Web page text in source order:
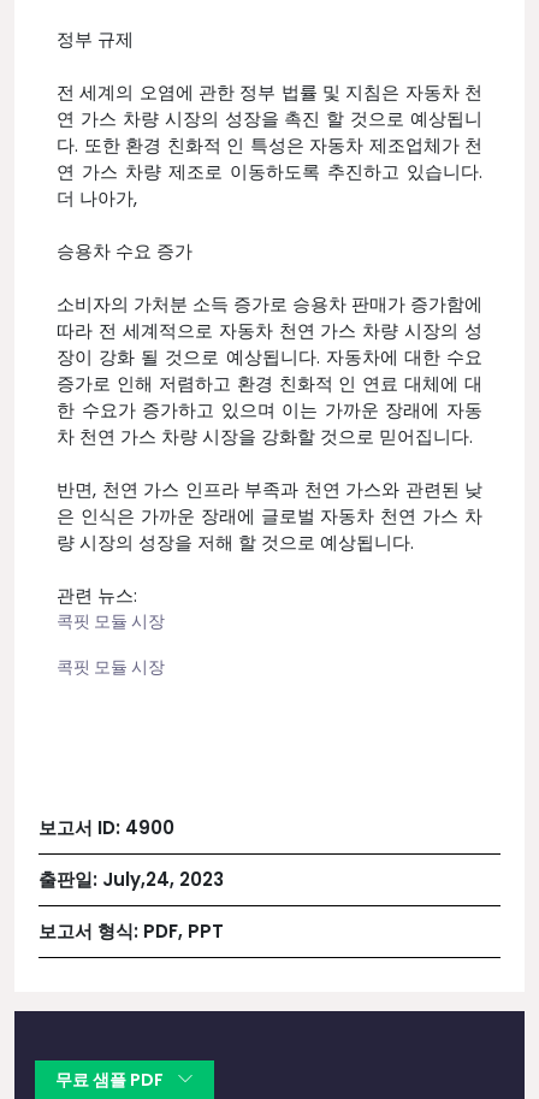
정부 규제
전 세계의 오염에 관한 정부 법률 및 지침은 자동차 천
연 가스 차량 시장의 성장을 촉진 할 것으로 예상됩니
다. 또한 환경 친화적 인 특성은 자동차 제조업체가 천
연 가스 차량 제조로 이동하도록 추진하고 있습니다.
더 나아가,
승용차 수요 증가
소비자의 가처분 소득 증가로 승용차 판매가 증가함에
따라 전 세계적으로 자동차 천연 가스 차량 시장의 성
장이 강화 될 것으로 예상됩니다. 자동차에 대한 수요
증가로 인해 저렴하고 환경 친화적 인 연료 대체에 대
한 수요가 증가하고 있으며 이는 가까운 장래에 자동
차 천연 가스 차량 시장을 강화할 것으로 믿어집니다.
반면, 천연 가스 인프라 부족과 천연 가스와 관련된 낮
은 인식은 가까운 장래에 글로벌 자동차 천연 가스 차
량 시장의 성장을 저해 할 것으로 예상됩니다.
관련 뉴스:
콕핏 모듈 시장
콕핏 모듈 시장
보고서 ID: 4900
출판일: July,24, 2023
보고서 형식: PDF, PPT
무료 샘플 PDF